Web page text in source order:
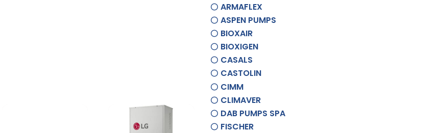
ARMAFLEX
ASPEN PUMPS
BIOXAIR
BIOXIGEN
CASALS
CASTOLIN
CIMM
CLIMAVER
DAB PUMPS SPA
FISCHER